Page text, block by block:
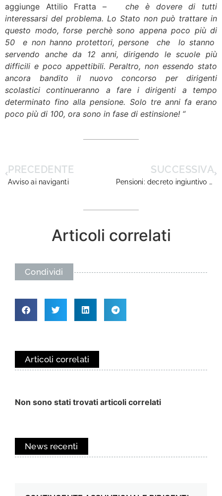
aggiunge Attilio Fratta –che è dovere di tutti
interessarsi del problema. Lo Stato non può trattare in
questo modo, forse perchè sono appena poco più di
50 e non hanno protettori, persone che lo stanno
servendo anche da 12 anni, dirigendo le scuole più
difficili e poco appettibili. Peraltro, non essendo stato
ancora bandito il nuovo concorso per dirigenti
scolastici continueranno a fare i dirigenti a tempo
determinato fino alla pensione. Solo tre anni fa erano
poco più di 100, ora sono in fase di estinsione! “
PRECEDENTE
Avviso ai naviganti
SUCCESSIVA
Pensioni: decreto ingiuntivo del tribunale di napoli nuovo modello di diffida
Articoli correlati
Condividi
Articoli correlati
Non sono stati trovati articoli correlati
News recenti